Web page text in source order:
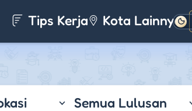
Tips Kerja Kota LainnyaGelap
Semua Lulusan